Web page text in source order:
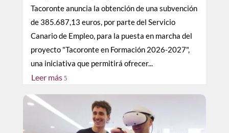
Tacoronte anuncia la obtención de una subvención
de 385.687,13 euros, por parte del Servicio
Canario de Empleo, para la puesta en marcha del
proyecto "Tacoronte en Formación 2026-2027",
una iniciativa que permitirá ofrecer...
Leer más 5